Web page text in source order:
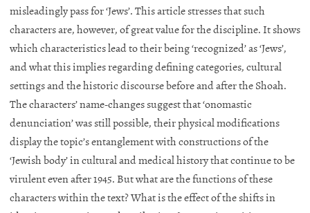
misleadingly pass for ‘Jews’. This article stresses that such
characters are, however, of great value for the discipline. It shows
which characteristics lead to their being ‘recognized’ as ‘Jews’,
and what this implies regarding defining categories, cultural
settings and the historic discourse before and after the Shoah.
The characters’ name-changes suggest that ‘onomastic
denunciation’ was still possible, their physical modifications
display the topic’s entanglement with constructions of the
‘Jewish body’ in cultural and medical history that continue to be
virulent even after 1945. But what are the functions of these
characters within the text? What is the effect of the shifts in